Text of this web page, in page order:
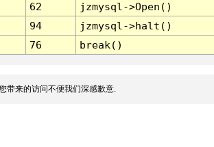
62
jzmysql->Open()
94
jzmysql->halt()
76 break()
带来的访问不便我们深感歉意.